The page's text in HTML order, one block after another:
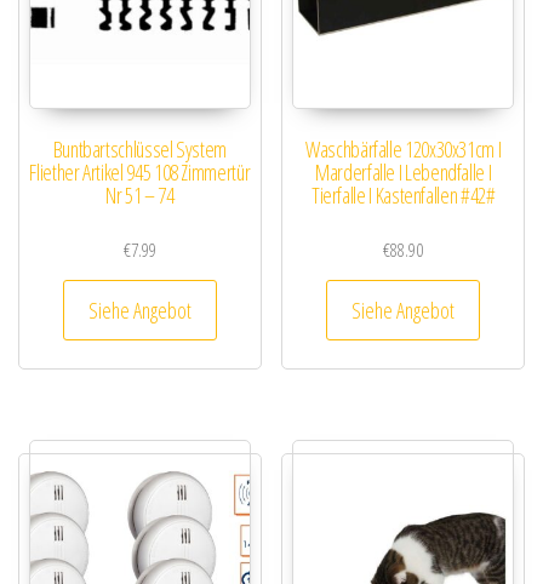
Buntbartschlüssel System
Fliether Artikel 945 108 Zimmertür
Nr 51 – 74
€7.99
Siehe Angebot
Waschbärfalle 120x30x31cm I
Marderfalle I Lebendfalle I
Tierfalle I Kastenfallen #42#
€88.90
Siehe Angebot